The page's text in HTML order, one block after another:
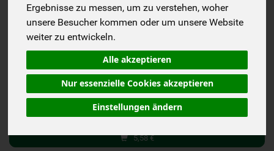
Ergebnisse zu messen, um zu verstehen, woher
unsere Besucher kommen oder um unsere Website
weiter zu entwickeln.
Alle akzeptieren
Nur essenzielle Cookies akzeptieren
Einstellungen ändern
27,90 € * / kg
1 Stück ca. 200g
(27,90 € / kg)
inkl. 7% MwSt.
g Stück Kg
5,58€